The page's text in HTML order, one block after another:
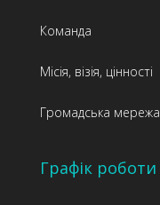
Команда
Місія, візія, цінності
Громадська мережа
Графік роботи